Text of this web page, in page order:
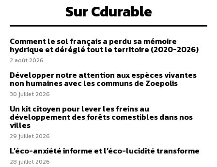
Sur Cdurable
Comment le sol français a perdu sa mémoire
hydrique et déréglé tout le territoire (2020-2026)
2 août 2026
Développer notre attention aux espèces vivantes
non humaines avec les communs de Zoepolis
30 juillet 2026
Un kit citoyen pour lever les freins au
développement des forêts comestibles dans nos
villes
29 juillet 2026
L’éco-anxiété informe et l’éco-lucidité transforme
28 juillet 2026